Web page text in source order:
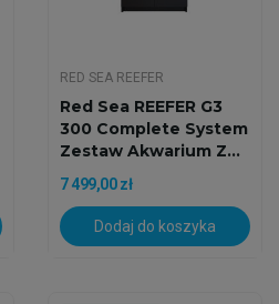
RED SEA REEFER
Red Sea REEFER G3
300 Complete System
Zestaw Akwarium Z...
7 499,00 zł
Dodaj do koszyka